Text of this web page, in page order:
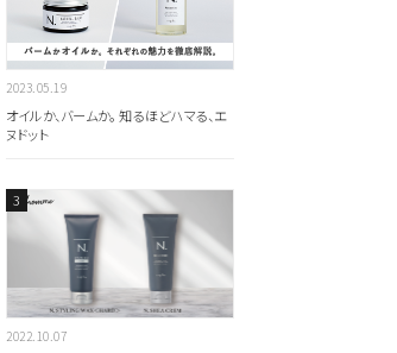
2023.05.19
オイルか、バームか。 知るほどハマる、エ
ヌドット
2022.10.07